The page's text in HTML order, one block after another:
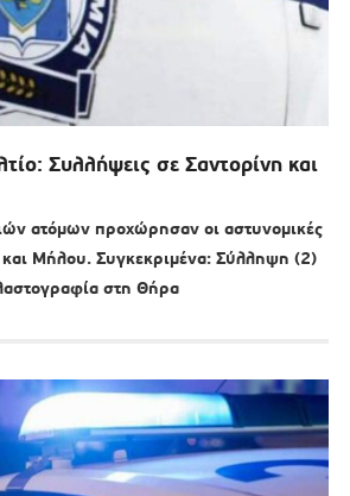
Συλλήψεις σε Σαντορίνη και
ατόμων προχώρησαν οι αστυνομικές
και Μήλου. Συγκεκριμένα: Σύλληψη (2)
στη Θήρα